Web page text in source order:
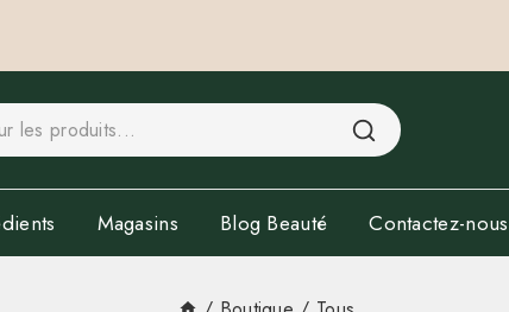
Magasins Blog Beauté Contactez-nous